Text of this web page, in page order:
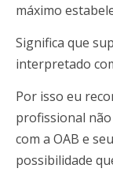
máximo
Significa que
interpretado
Por isso eu
profissional
com a OAB e
possibilidade